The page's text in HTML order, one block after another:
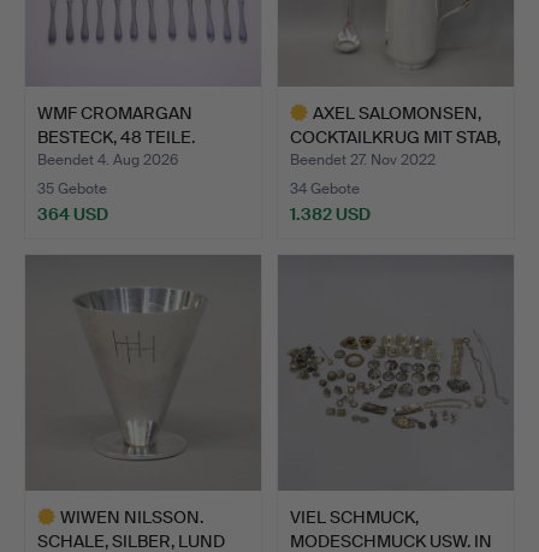
WMF CROMARGAN
BESTECK, 48 TEILE.
Beendet 4. Aug 2026
35 Gebote
364 USD
AXEL SALOMONSEN,
COCKTAILKRUG MIT STAB,
SI…
Beendet 27. Nov 2022
34 Gebote
1.382 USD
WIWEN NILSSON.
SCHALE, SILBER, LUND
VIEL SCHMUCK,
MODESCHMUCK USW. IN